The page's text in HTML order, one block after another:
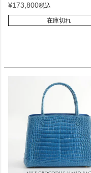
¥173,800税込
在庫切れ